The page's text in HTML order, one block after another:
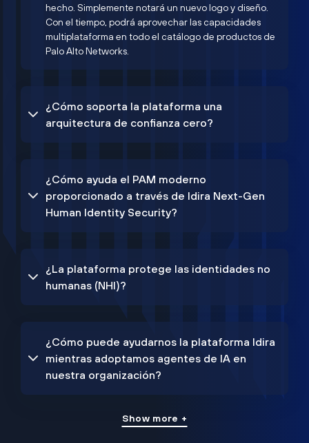
hecho. Simplemente notará un nuevo logo y diseño.
Con el tiempo, podrá aprovechar las capacidades
multiplataforma en todo el catálogo de productos de
Palo Alto Networks.
¿Cómo soporta la plataforma una
arquitectura de confianza cero?
¿Cómo ayuda el PAM moderno
proporcionado a través de Idira Next-Gen
Human Identity Security?
¿La plataforma protege las identidades no
humanas (NHI)?
¿Cómo puede ayudarnos la plataforma Idira
mientras adoptamos agentes de IA en
nuestra organización?
Show more +